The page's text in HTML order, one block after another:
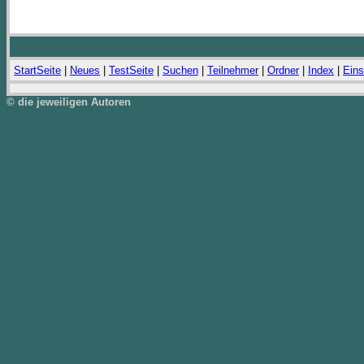
StartSeite Neues TestSeite Suchen Teilnehmer| Ordner| Index
© die jeweiligen Autoren